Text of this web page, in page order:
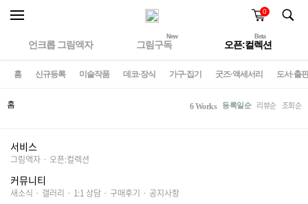
0
언크롭 그림액자
New
그림구독
Beta
오픈:컬렉션
홈 신규등록 미술작품 데코·장식 가구·집기 굿즈·액세서리 도서·출판
홈 6 Works 등록일순 리뷰순 조회순
서비스
그림액자 · 오픈:컬렉션
커뮤니티
새소식 · 갤러리 · 1:1 상담 · 구매후기 · 공지사항